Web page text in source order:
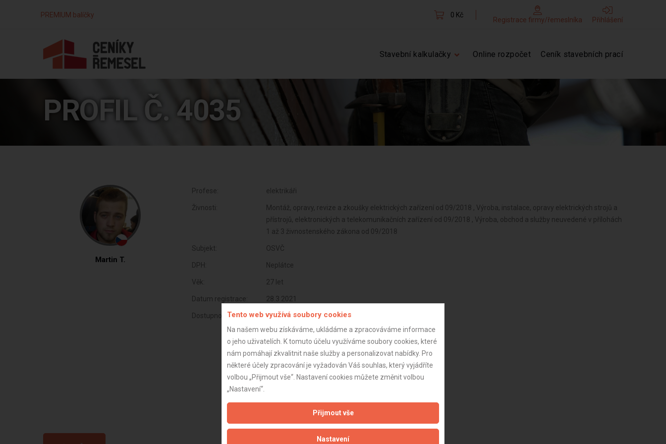
PREMIUM balíčky 0 Kč
Registrace firmy/řemeslníka Přihlášení
Stavební kalkulačky Online rozpočet Ceník stavebních prací
PROFIL Č. 4035
Martin T.
Profese: elektrikáři
Živnosti:
Montáž, opravy, revize a zkoušky elektrických zařízení od 09/2018 , Výroba, instalace, opravy elektrických strojů a
přístrojů, elektronických a telekomunikačních zařízení od 09/2018 , Výroba, obchod a služby neuvedené v přílohách
1 až 3 živnostenského zákona od 09/2018
Subjekt: OSVČ
DPH: Neplátce
Věk: 27 let
Datum registrace: 28.3.2021
Dostupnost:Tento web využívá soubory cookies
Na našem webu získáváme, ukládáme a zpracováváme informace
o jeho uživatelích. K tomuto účelu využíváme soubory cookies, které
nám pomáhají zkvalitnit naše služby a personalizovat nabídky. Pro
některé účely zpracování je vyžadován Váš souhlas, který vyjádříte
volbou „Přijmout vše“. Nastavení cookies můžete změnit volbou
„Nastavení“.
Přijmout vše
Nastavení